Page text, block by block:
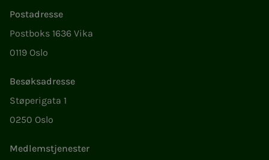
Postadresse
Postboks 1636 Vika
0119 Oslo
Besøksadresse
Støperigata 1
0250 Oslo
Medlemstjenester